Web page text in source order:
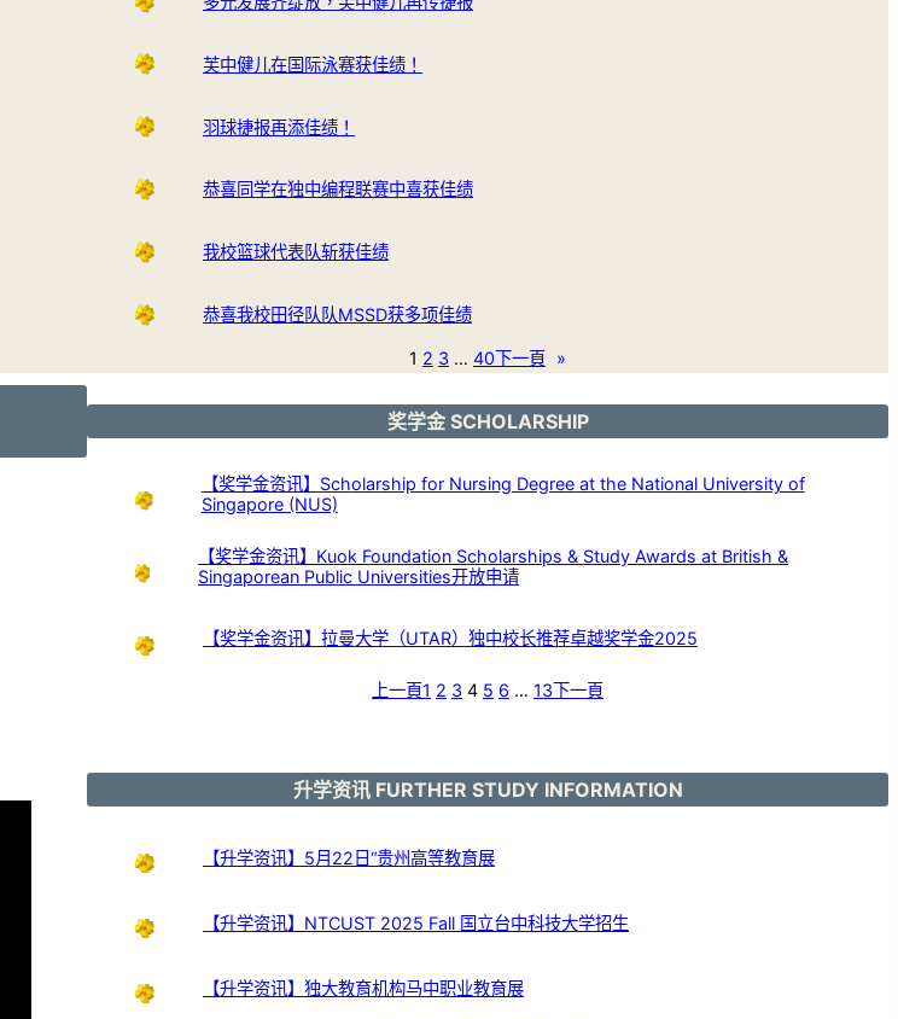
芙中健儿在国际泳赛获佳绩！
羽球捷报再添佳绩！
恭喜同学在独中编程联赛中喜获佳绩
我校篮球代表队斩获佳绩
恭喜我校田径队队MSSD获多项佳绩
1 2 3 … 40下一頁 »
奖学金 SCHOLARSHIP
【奖学金资讯】Scholarship for Nursing Degree at the National University of
Singapore (NUS)
【奖学金资讯】Kuok Foundation Scholarships & Study Awards at British &
Singaporean Public Universities开放申请
【奖学金资讯】拉曼大学（UTAR）独中校长推荐卓越奖学金2025
上一頁1 2 3 4 5 6 … 13下一頁
升学资讯 FURTHER STUDY INFORMATION
【升学资讯】5月22日“贵州高等教育展
【升学资讯】NTCUST 2025 Fall 国立台中科技大学招生
【升学资讯】独大教育机构马中职业教育展